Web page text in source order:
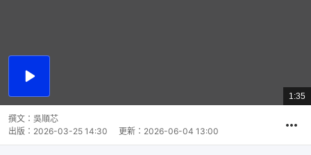
播
總
共
1:35
撰文： 吳順芯
出版： 2026-03-25 14:30 更新： 2026-06-04 13:00